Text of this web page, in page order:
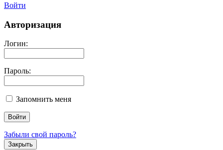
Войти
Авторизация
Логин:
Пароль:
Запомнить меня
Забыли свой пароль?
Закрыть